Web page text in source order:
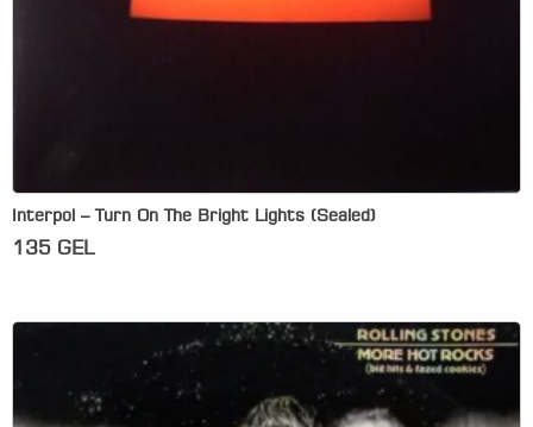
Interpol – Turn On The Bright Lights (Sealed)
135 GEL